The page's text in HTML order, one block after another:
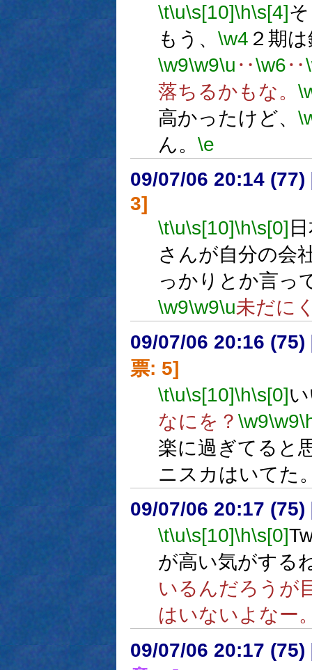
\t\u\s[10]\h\s[4]
もう、 \w4 ２期
\w9\w9\u ‥\w6‥
落ちるかもな。
高かったけど、
ん。 \e
09/07/06 20:14 (77)
3]
\t\u\s[10]\h\s[0]
さんが自分の会
っかりとか言っ
\w9\w9\u未だに
09/07/06 20:16 (75)
票: 5]
\t\u\s[10]\h\s[0]
なにを？ \w9\w9
楽に過ぎてると
ニスカはいてた
09/07/06 20:17 (75)
\t\u\s[10]\h\s[0]
が高い気がする
いるんだろうが
はいないよなー
09/07/06 20:17 (75)